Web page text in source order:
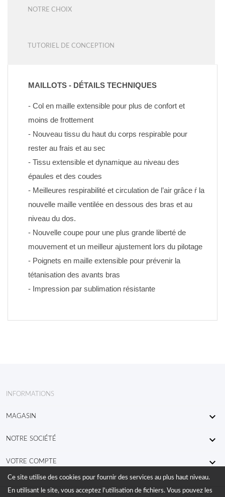
NOTRE CHOIX
TUTORIEL DE CONCEPTION
MAILLOTS - DÉTAILS TECHNIQUES
- Col en maille extensible pour plus de confort et
moins de frottement
- Nouveau tissu du haut du corps respirable pour
rester au frais et au sec
- Tissu extensible et dynamique au niveau des
épaules et des coudes
- Meilleures respirabilité et circulation de l’air grâce ŕ la
nouvelle maille ventilée en dessous des bras et au
niveau du dos.
- Nouvelle coupe pour une plus grande liberté de
mouvement et un meilleur ajustement lors du pilotage
- Poignets en maille extensible pour prévenir la
tétanisation des avants bras
- Impression par sublimation résistante
INFORMATIONS
MAGASIN 
NOTRE SOCIÉTÉ 
VOTRE COMPTE 
Ce site utilise des cookies pour fournir des services au plus haut niveau.
En utilisant le site, vous acceptez l'utilisation de fichiers. Vous pouvez les